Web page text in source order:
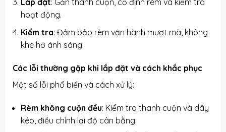
Lắp đặt: Gắn thanh cuộn, cố định rèm và kiểm tra
hoạt động.
Kiểm tra: Đảm bảo rèm vận hành mượt mà, không
khe hở ánh sáng.
Các lỗi thường gặp khi lắp đặt và cách khắc phục
Một số lỗi phổ biến và cách xử lý:
Rèm không cuộn đều: Kiểm tra thanh cuộn và dây
kéo, điều chỉnh lại độ cân bằng.